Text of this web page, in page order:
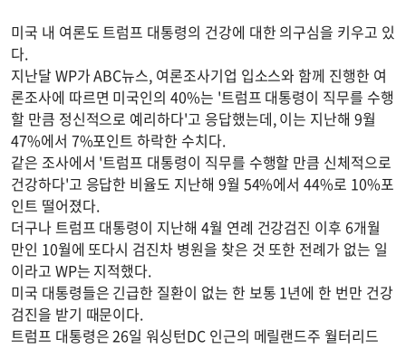
미국 내 여론도 트럼프 대통령의 건강에 대한 의구심을 키우고 있
다.
지난달 WP가 ABC뉴스, 여론조사기업 입소스와 함께 진행한 여
론조사에 따르면 미국인의 40%는 '트럼프 대통령이 직무를 수행
할 만큼 정신적으로 예리하다'고 응답했는데, 이는 지난해 9월
47%에서 7%포인트 하락한 수치다.
같은 조사에서 '트럼프 대통령이 직무를 수행할 만큼 신체적으로
건강하다'고 응답한 비율도 지난해 9월 54%에서 44%로 10%포
인트 떨어졌다.
더구나 트럼프 대통령이 지난해 4월 연례 건강검진 이후 6개월
만인 10월에 또다시 검진차 병원을 찾은 것 또한 전례가 없는 일
이라고 WP는 지적했다.
미국 대통령들은 긴급한 질환이 없는 한 보통 1년에 한 번만 건강
검진을 받기 때문이다.
트럼프 대통령은 26일 워싱턴DC 인근의 메릴랜드주 월터리드